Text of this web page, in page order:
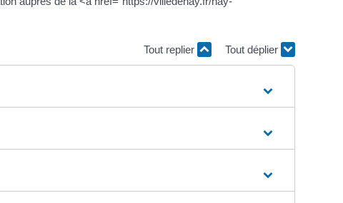
Tout replier Tout déplier